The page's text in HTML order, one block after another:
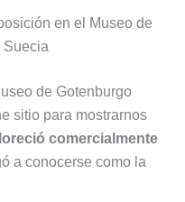
en el Museo de
Suecia
de Gotenburgo
sitio para mostrarnos
comercialmente
a conocerse como la